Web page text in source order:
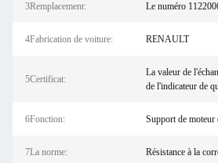
3Remplacement: Le numéro
4Fabrication de voiture: RENAULT
5Certificat:
La valeur de
de l'indicateur de
6Fonction: Support de moteur
7La norme: Résistance à la